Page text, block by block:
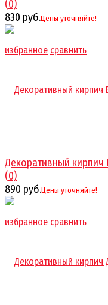
избранное сравнить
(0)
830 руб.Цены уточняйте!
избранное сравнить
Декоративный кирпич
(0)
890 руб.Цены уточняйте!